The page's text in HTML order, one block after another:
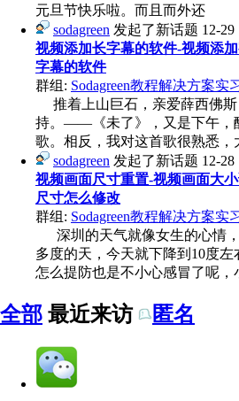
元旦节快乐啦。而且而外还
sodagreen 发起了新话题 12-29
视频添加长字幕的软件-视频添
字幕的软件
群组: Sodagreen教程解决方案实
推着上山巨石，亲爱薛西佛斯
持。——《未了》，又是下午，
歌。相反，我对这首歌很熟悉，
sodagreen 发起了新话题 12-28
视频画面尺寸重置-视频画面大
尺寸怎么修改
群组: Sodagreen教程解决方案实
深圳的天气就像女生的心情
多度的天，今天就下降到10度
怎么提防也是不小心感冒了呢，
全部 最近来访 匿名